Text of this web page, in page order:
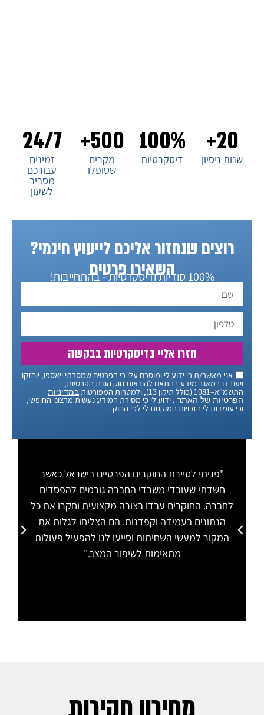
20+
שנות ניסיון
100%
דיסקרטיות
500+
מקרים
שטופלו
24/7
זמינים
עבורכם
מסביב
לשעון
רוצים שנחזור אליכם לייעוץ חינמי?
השאירו פרטים
100% סודיות ודיסקרטיות - בהתחייבות!
אני מאשר/ת כי ידוע לי ומוסכם עלי כי הפרטים שמסרתי ייאספו, יוחזקו
ויעובדו במאגר מידע בהתאם להוראות חוק הגנת הפרטיות,
התשמ"א–1981 (כולל תיקון 13), ולמטרות המפורטות
במדיניות
הפרטיות של האתר . ידוע לי כי מסירת המידע נעשית מרצוני החופשי,
וכי עומדות לי הזכויות המוקנות לי לפי החוק.
חזרו אליי בדיסקרטיות בבקשה
"פניתי לסיירת החוקרים הפרטיים בישראל כאשר
חשדתי שעובדי משרדי החברה גורמים להפסדים
לחברה. החוקרים עבדו בצורה מקצועית וחקרו את כל
הנתונים בעמידה וקפדנות. הם הצליחו לגלות את
המקור למעשי השחיתות וסייעו לנו להפעיל פעולות
מתאימות לשיפור המצב."